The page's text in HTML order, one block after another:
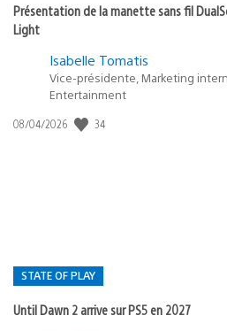
Présentation de la manette sans fil
Light
Isabelle Tomatis
Vice-présidente, Marketing
Entertainment
Date
08/04/2026 34
STATE OF PLAY
Until Dawn 2 arrive sur PS5 en 2027